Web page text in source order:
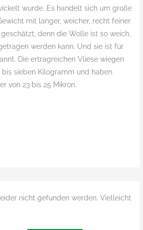
wurde. Es handelt sich um große
mit langer, weicher, recht feiner
denn die Wolle ist so weich,
werden kann. Und sie ist für
Die ertragreichen Vliese wiegen
sieben Kilogramm und haben
von 23 bis 25 Mikron.
nicht gefunden werden. Vielleicht